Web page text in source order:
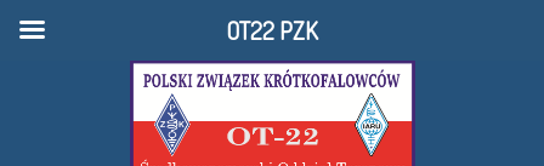
OT22 PZK